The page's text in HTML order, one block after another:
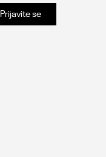
Prijavite se